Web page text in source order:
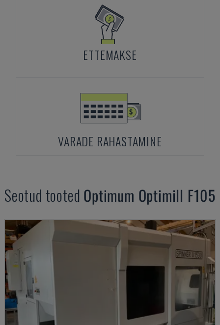
ETTEMAKSE
VARADE RAHASTAMINE
Seotud tooted Optimum Optimill F105